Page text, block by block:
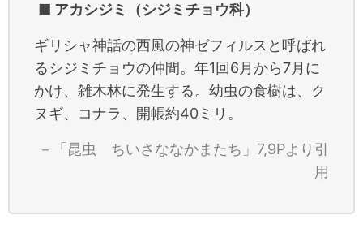
■ アカシジミ（シジミチョウ科）
ギリシャ神話の西風の神ゼフィルスと呼ばれ
るシジミチョウの仲間。年1回6月から7月に
かけ、雑木林に発生する。幼虫の食樹は、ク
ヌギ、コナラ、開帳約40ミリ。
－「昆虫 ちいさななかまたち」7,9Pより引
用